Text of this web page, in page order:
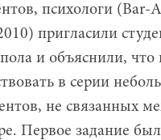
психологи (Bar-
пригласили
и объяснили,
в серии
не связанных
Первое задание